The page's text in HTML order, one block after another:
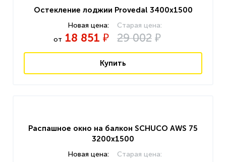
Остекление лоджии Provedal 3400x1500
от 18 851 ₽ 29 002 ₽
Купить
Распашное окно на балкон SCHUCO AWS 75
3200x1500